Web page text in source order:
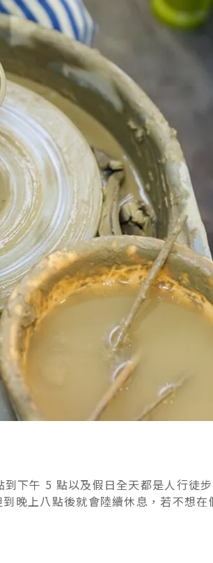
下午 5 點以及假日全天都是人行徒
晚上八點後就會陸續休息，若不想在